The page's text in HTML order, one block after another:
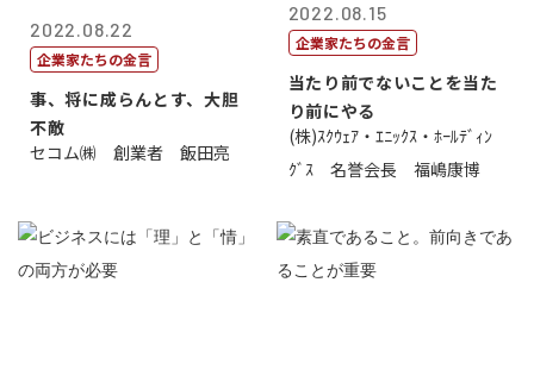
2022.08.22
企業家たちの金言
事、将に成らんとす、大胆
不敵
セコム㈱ 創業者 飯田亮
2022.08.15
企業家たちの金言
当たり前でないことを当た
り前にやる
(株)ｽｸｳｪｱ・ｴﾆｯｸｽ・ﾎｰﾙﾃﾞｨﾝ
ｸﾞｽ 名誉会長 福嶋康博